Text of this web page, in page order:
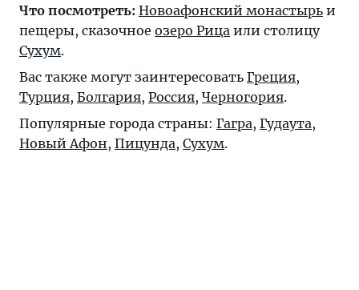
Что посмотреть: Новоафонский монастырь и
пещеры, сказочное озеро Рица или столицу
Сухум.
Вас также могут заинтересовать Греция,
Турция, Болгария, Россия, Черногория.
Популярные города страны: Гагра, Гудаута,
Новый Афон, Пицунда, Сухум.